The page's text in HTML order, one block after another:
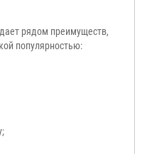
рядом преимуществ,
популярностью: